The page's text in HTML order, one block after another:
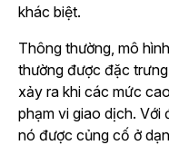
khác biệt.
Thông thường, mô
thường được đặc
xảy ra khi các mức
phạm vi giao dịch. Với
nó được củng cố ở